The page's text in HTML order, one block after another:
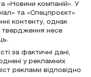
«Новини компаній». У
та «Спецпроєкт»
контенту, однак
твердження несе
за фактичні дані,
у рекламних
реклами відповідно